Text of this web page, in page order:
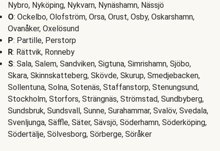
Nybro, Nyköping, Nykvarn, Nynäshamn, Nässjö
O: Ockelbo, Olofström, Orsa, Orust, Osby, Oskarshamn,
Ovanåker, Oxelösund
P: Partille, Perstorp
R: Rättvik, Ronneby
S: Sala, Salem, Sandviken, Sigtuna, Simrishamn, Sjöbo,
Skara, Skinnskatteberg, Skövde, Skurup, Smedjebacken,
Sollentuna, Solna, Sotenäs, Staffanstorp, Stenungsund,
Stockholm, Storfors, Strängnäs, Strömstad, Sundbyberg,
Sundsbruk, Sundsvall, Sunne, Surahammar, Svalöv, Svedala,
Svenljunga, Säffle, Säter, Sävsjö, Söderhamn, Söderköping,
Södertälje, Sölvesborg, Sörberge, Söråker